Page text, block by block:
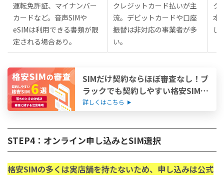
運転免許証、マイナンバー
カードなど。音声SIMや
eSIMは利用できる書類が限
定される場合あり。
クレジットカード払いが主
流。デビットカードや口座
振替は非対応の事業者が多
い。
ク
本
し
SIMだけ契約ならほぼ審査なし！ブ
ラックでも契約しやすい格安SIM6
選
詳しくはこちら
STEP4：オンライン申し込みとSIM選択
格安SIMの多くは実店舗を持たないため、申し込みは公式